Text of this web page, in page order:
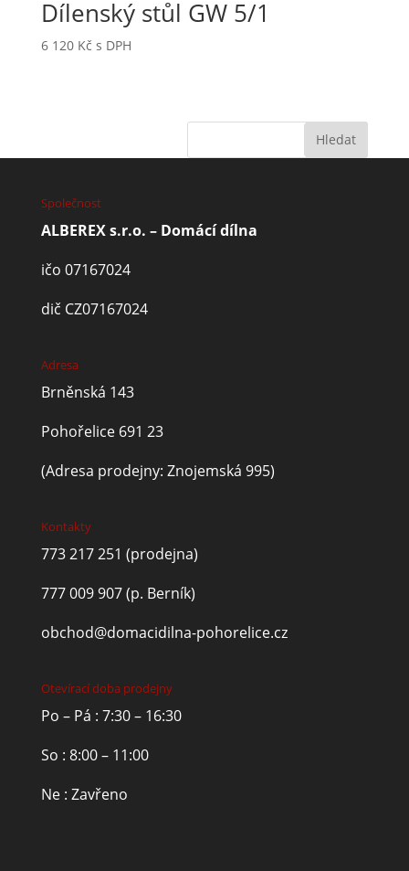
Dílenský stůl GW 5/1
6 120 Kč s DPH
Společnost
ALBEREX s.r.o. – Domácí dílna
ičo 07167024
dič CZ07167024
Adresa
Brněnská 143
Pohořelice 691 23
(Adresa prodejny: Znojemská 995)
Kontakty
773 217 251 (prodejna)
777 009 907(p. Berník)
obchod@domacidilna-pohorelice.cz
Otevírací doba prodejny
Po – Pá : 7:30 – 16:30
So : 8:00 – 11:00
Ne : Zavřeno